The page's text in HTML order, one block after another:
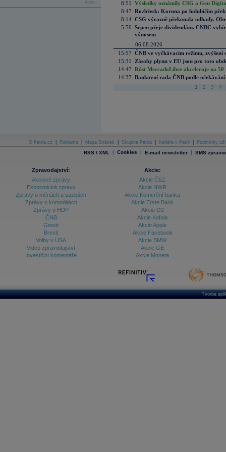
více...
8:51
Výsledky oznámily CSG a Gen
8:47 Rozbřesk: Koruna po holubičím
8:14 CSG výrazně překonala odhady.
5:50 Srpen přeje dividendám. CNBC
výnosem
06.08.2026
15:57 ČNB ve vyčkávacím režimu, zvýšení
15:31
Zásoby plynu v EU jsou pro toto
14:47 Růst MercadoLibre akceleruje na
14:37 Bankovní rada ČNB podle
1 2 3 4
O Patria.cz Reklama Mapa Stránek Skupina Patria Kariéra v Patrii Podmínky
RSS / XML | Cookies | E-mail newsletter | SMS
Zpravodajství:
Akciové zprávy
Ekonomické zprávy
Zprávy o měnách a sazbách
Zprávy o komoditách
Zprávy o HDP
ČNB
Grexit
Brexit
Volby v USA
Video zpravodajství
Investiční komentáře
Akcie:
Akcie ČEZ
Akcie NWR
Akcie Komerční banka
Akcie Erste Bank
Akcie O2
Akcie Kofola
Akcie Apple
Akcie Facebook
Akcie BMW
Akcie GE
Akcie Moneta
Tvorba